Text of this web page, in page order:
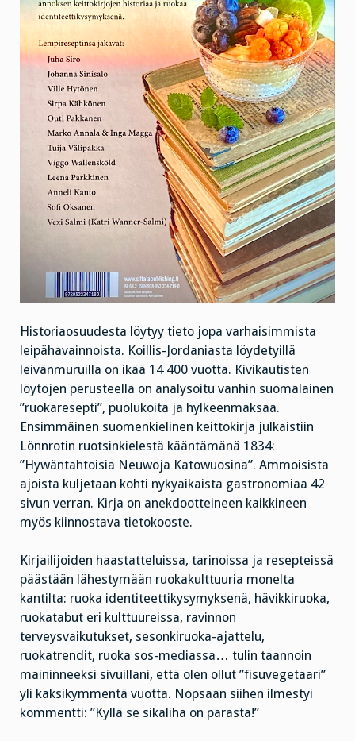
Historiaosuudesta löytyy tieto jopa varhaisimmista
leipähavainnoista. Koillis-Jordaniasta löydetyillä
leivänmuruilla on ikää 14 400 vuotta. Kivikautisten
löytöjen perusteella on analysoitu vanhin suomalainen
”ruokaresepti”, puolukoita ja hylkeenmaksaa.
Ensimmäinen suomenkielinen keittokirja julkaistiin
Lönnrotin ruotsinkielestä kääntämänä 1834:
”Hywäntahtoisia Neuwoja Katowuosina”. Ammoisista
ajoista kuljetaan kohti nykyaikaista gastronomiaa 42
sivun verran. Kirja on anekdootteineen kaikkineen
myös kiinnostava tietokooste.
Kirjailijoiden haastatteluissa, tarinoissa ja resepteissä
päästään lähestymään ruokakulttuuria monelta
kantilta: ruoka identiteettikysymyksenä, hävikkiruoka,
ruokatabut eri kulttuureissa, ravinnon
terveysvaikutukset, sesonkiruoka-ajattelu,
ruokatrendit, ruoka sos-mediassa… tulin taannoin
maininneeksi sivuillani, että olen ollut ”fisuvegetaari”
yli kaksikymmentä vuotta. Nopsaan siihen ilmestyi
kommentti: ”Kyllä se sikaliha on parasta!”